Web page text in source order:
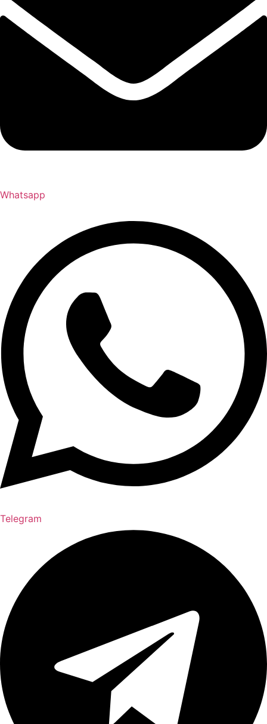
Whatsapp
Telegram